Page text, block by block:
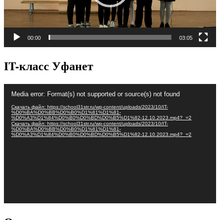
00:00 03:05
IT-класс Уфанет
Видеоплеер
Media error: Format(s) not supported or source(s) not found
Скачать файл: https://school31str.ru/wp-content/uploads/2023/10/IT-
%D0%BA%D0%BB%D0%B0%D1%81%D1%81-
%D0%A3%D1%84%D0%B0%D0%BD%D0%B5%D1%82-12.10.2023.mp4?_=2
Скачать файл: https://school31str.ru/wp-content/uploads/2023/10/IT-
%D0%BA%D0%BB%D0%B0%D1%81%D1%81-
%D0%A3%D1%84%D0%B0%D0%BD%D0%B5%D1%82-12.10.2023.mp4?_=2